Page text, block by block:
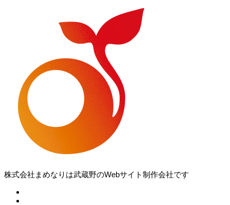
株式会社まめなりは武蔵野のWebサイト制作会社です